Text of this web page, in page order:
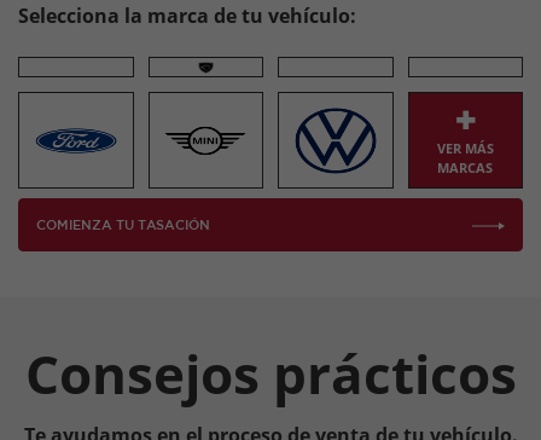
Selecciona la marca de tu vehículo:
VER MÁS
MARCAS
COMIENZA TU TASACIÓN
Consejos prácticos